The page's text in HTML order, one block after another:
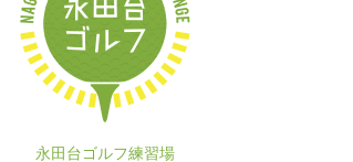
永田台ゴルフ練習場